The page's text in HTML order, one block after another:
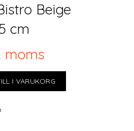
Beige
cm
moms
Beige Kaffefat D15 cm mängd
I VARUKORG